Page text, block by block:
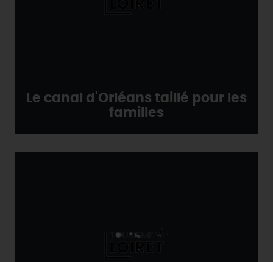
Le canal d'Orléans taillé pour les
familles